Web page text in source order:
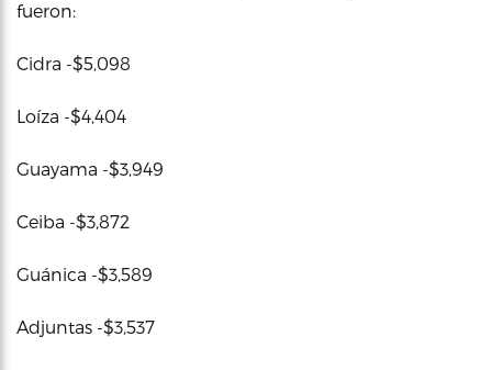
fueron:
Cidra -$5,098
Loíza -$4,404
Guayama -$3,949
Ceiba -$3,872
Guánica -$3,589
Adjuntas -$3,537